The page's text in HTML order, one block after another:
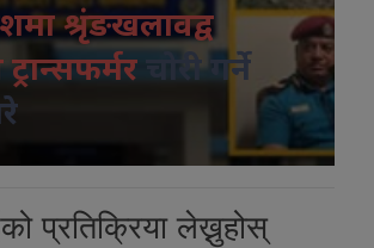
श्रृंङखलावद्व
चोरी गर्ने
प्रतिक्रिया लेख्नुहोस्